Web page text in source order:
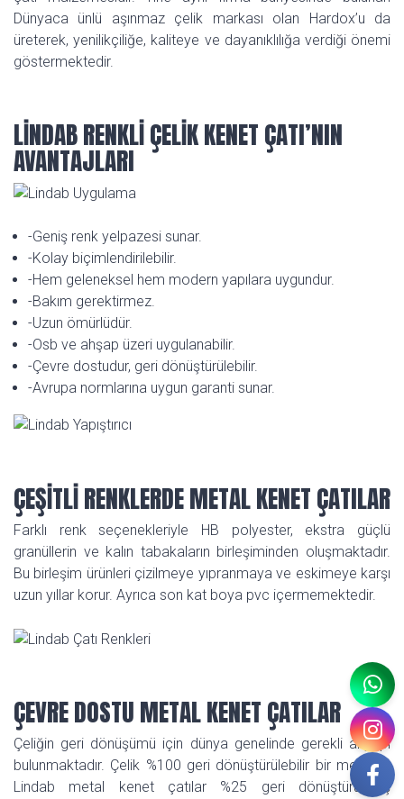
Dünyaca ünlü aşınmaz çelik markası olan Hardox’u da
üreterek, yenilikçiliğe, kaliteye ve dayanıklılığa verdiği önemi
göstermektedir.
LİNDAB RENKLİ ÇELİK KENET ÇATI’NIN
AVANTAJLARI
-Geniş renk yelpazesi sunar.
-Kolay biçimlendirilebilir.
-Hem geleneksel hem modern yapılara uygundur.
-Bakım gerektirmez.
-Uzun ömürlüdür.
-Osb ve ahşap üzeri uygulanabilir.
-Çevre dostudur, geri dönüştürülebilir.
-Avrupa normlarına uygun garanti sunar.
ÇEŞİTLİ RENKLERDE METAL KENET ÇATILAR
Farklı renk seçenekleriyle HB polyester, ekstra güçlü
granüllerin ve kalın tabakaların birleşiminden oluşmaktadır.
Bu birleşim ürünleri çizilmeye yıpranmaya ve eskimeye karşı
uzun yıllar korur. Ayrıca son kat boya pvc içermemektedir.
ÇEVRE DOSTU METAL KENET ÇATILAR
Çeliğin geri dönüşümü için dünya genelinde gerekli altyapı
bulunmaktadır. Çelik %100 geri dönüştürülebilir bir metaldir.
Lindab metal kenet çatılar %25 geri dönüştürülmüş